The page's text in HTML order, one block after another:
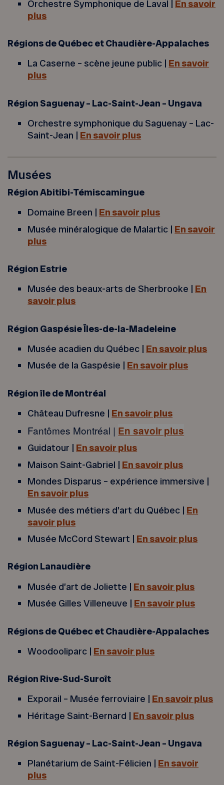
Orchestre Symphonique de Laval | En savoir
plus
Régions de Québec et Chaudière-Appalaches
La Caserne – scène jeune public | En savoir
plus
Région Saguenay – Lac-Saint-Jean – Ungava
Orchestre symphonique du Saguenay – Lac-
Saint-Jean | En savoir plus
Musées
Région Abitibi-Témiscamingue
Domaine Breen | En savoir plus
Musée minéralogique de Malartic | En savoir
plus
Région Estrie
Musée des beaux-arts de Sherbrooke | En
savoir plus
Région Gaspésie Îles-de-la-Madeleine
Musée acadien du Québec | En savoir plus
Musée de la Gaspésie | En savoir plus
Région île de Montréal
Château Dufresne | En savoir plus
Fantômes Montréal | En savoir plus
Guidatour | En savoir plus
Maison Saint-Gabriel | En savoir plus
Mondes Disparus – expérience immersive |
En savoir plus
Musée des métiers d’art du Québec | En
savoir plus
Musée McCord Stewart | En savoir plus
Région Lanaudière
Musée d’art de Joliette | En savoir plus
Musée Gilles Villeneuve | En savoir plus
Régions de Québec et Chaudière-Appalaches
Woodooliparc | En savoir plus
Région Rive-Sud-Suroît
Exporail – Musée ferroviaire | En savoir plus
Héritage Saint-Bernard | En savoir plus
Région Saguenay – Lac-Saint-Jean – Ungava
Planétarium de Saint-Félicien | En savoir
plus